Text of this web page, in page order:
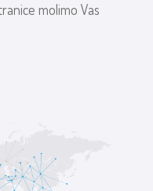
molimo Vas